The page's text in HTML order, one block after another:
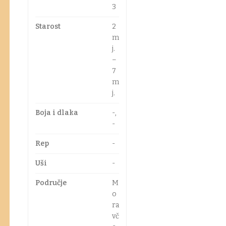
3
Starost
2
m
j.
–
7
m
j.
Boja i dlaka
-,
-
Rep -
Uši -
Područje
M
o
ra
vč